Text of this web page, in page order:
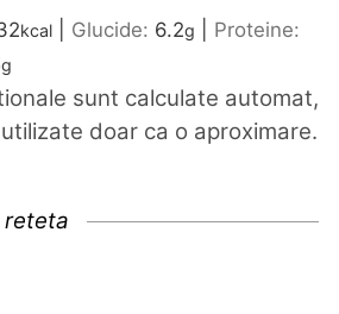
kcal Glucide: 6.2g
Proteine:
g
doar ca o aproximare.
reteta